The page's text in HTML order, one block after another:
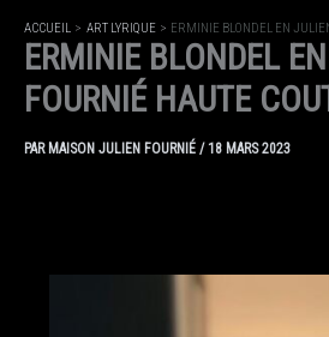
ACCUEIL ART LYRIQUE ERMINIE BLONDEL EN
ERMINIE BLONDEL
FOURNIÉ HAUTE
PAR MAISON JULIEN FOURNIÉ /18 MARS 2023